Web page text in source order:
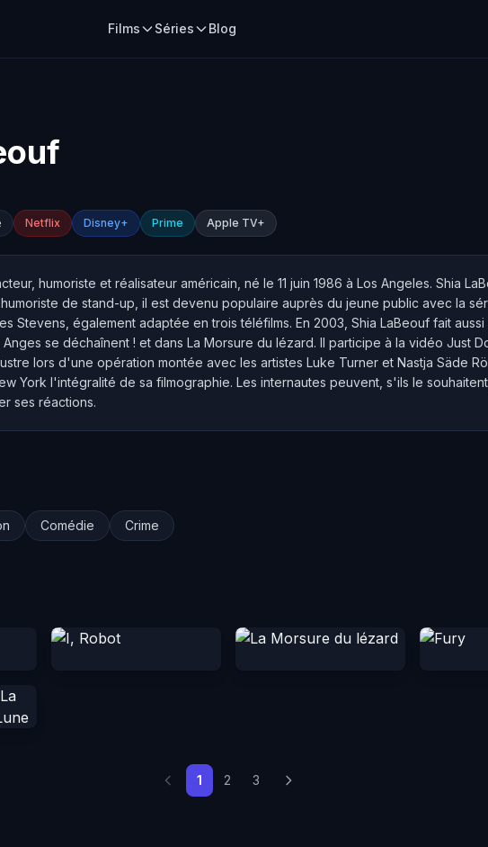
Films Séries Blog
Netflix Disney+ Prime Apple TV+
humoriste et réalisateur américain, né le 11 juin 1986 à Los Angeles. Shia
de stand-up, il est devenu populaire auprès du jeune public avec la
Stevens, également adaptée en trois téléfilms. En 2003, Shia LaBeouf fait
se déchaînent ! et dans La Morsure du lézard. Il participe à la vidéo Just
lors d'une opération montée avec les artistes Luke Turner et Nastja Säde
York l'intégralité de sa filmographie. Les internautes peuvent, s'ils le
ses réactions.
Comédie Crime
1 2 3